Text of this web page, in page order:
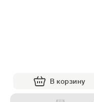
В корзину